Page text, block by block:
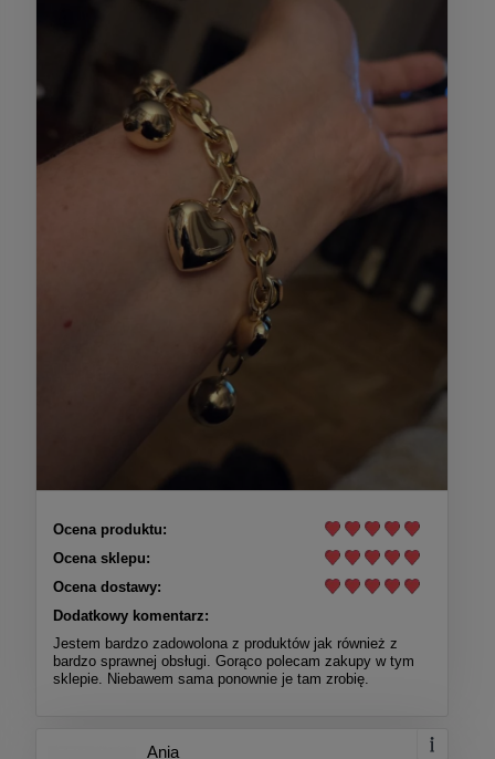
Ocena produktu:
Ocena sklepu:
Ocena dostawy:
Dodatkowy komentarz:
Jestem bardzo zadowolona z produktów jak również z
bardzo sprawnej obsługi. Gorąco polecam zakupy w tym
sklepie. Niebawem sama ponownie je tam zrobię.
Ania